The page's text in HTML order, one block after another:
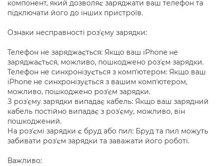
компонент, який дозволяє заряджати ваш телефон та
підключати його до інших пристроїв.
Ознаки несправності розʼєму зарядки:
Телефон не заряджається: Якщо ваш iPhone не
заряджається, можливо, пошкоджено розʼєм зарядки.
Телефон не синхронізується з компʼютером: Якщо ваш
iPhone не синхронізується з вашим компʼютером,
можливо, пошкоджено розʼєм зарядки.
З розʼєму зарядки випадає кабель: Якщо ваш зарядний
кабель постійно випадає з розʼєму, можливо, він
пошкоджений.
На розʼємі зарядки є бруд або пил: Бруд та пил можуть
забивати розʼєм зарядки та заважати його роботі.
Важливо: